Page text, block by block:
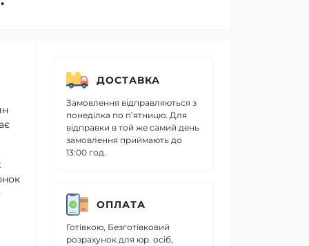
ДОСТАВКА
Замовлення відправляються з
понеділка по п’ятницю. Для
відправки в той же самий день
замовлення приймають до
13:00 год.
ОПЛАТА
Готівкою, Безготівковий
розрахунок для юр. осіб,